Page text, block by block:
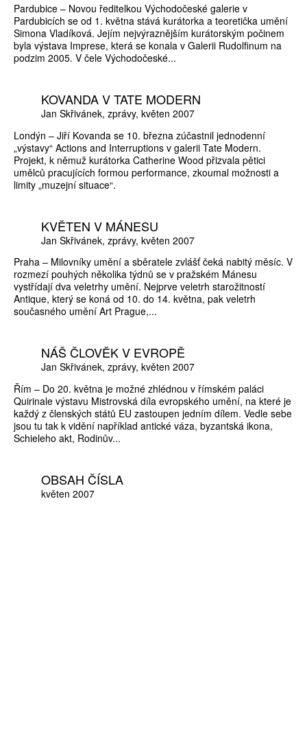
Pardubice – Novou ředitelkou Východočeské galerie v
Pardubicích se od 1. května stává kurátorka a teoretička umění
Simona Vladíková. Jejím nejvýraznějším kurátorským počinem
byla výstava Imprese, která se konala v Galerii Rudolfinum na
podzim 2005. V čele Východočeské...
KOVANDA V TATE MODERN
Jan Skřivánek zprávy květen 2007
Londýn – Jiří Kovanda se 10. března zúčastnil jednodenní
„výstavy“ Actions and Interruptions v galerii Tate Modern.
Projekt, k němuž kurátorka Catherine Wood přizvala pětici
umělců pracujících formou performance, zkoumal možnosti a
limity „muzejní situace“.
KVĚTEN V MÁNESU
Jan Skřivánek zprávy květen 2007
Praha – Milovníky umění a sběratele zvlášť čeká nabitý měsíc. V
rozmezí pouhých několika týdnů se v pražském Mánesu
vystřídají dva veletrhy umění. Nejprve veletrh starožitností
Antique, který se koná od 10. do 14. května, pak veletrh
současného umění Art Prague,...
NÁŠ ČLOVĚK V EVROPĚ
Jan Skřivánek zprávy květen 2007
Řím – Do 20. května je možné zhlédnou v římském paláci
Quirinale výstavu Mistrovská díla evropského umění, na které je
každý z členských států EU zastoupen jedním dílem. Vedle sebe
jsou tu tak k vidění například antické váza, byzantská ikona,
Schieleho akt, Rodinův...
OBSAH ČÍSLA
květen 2007